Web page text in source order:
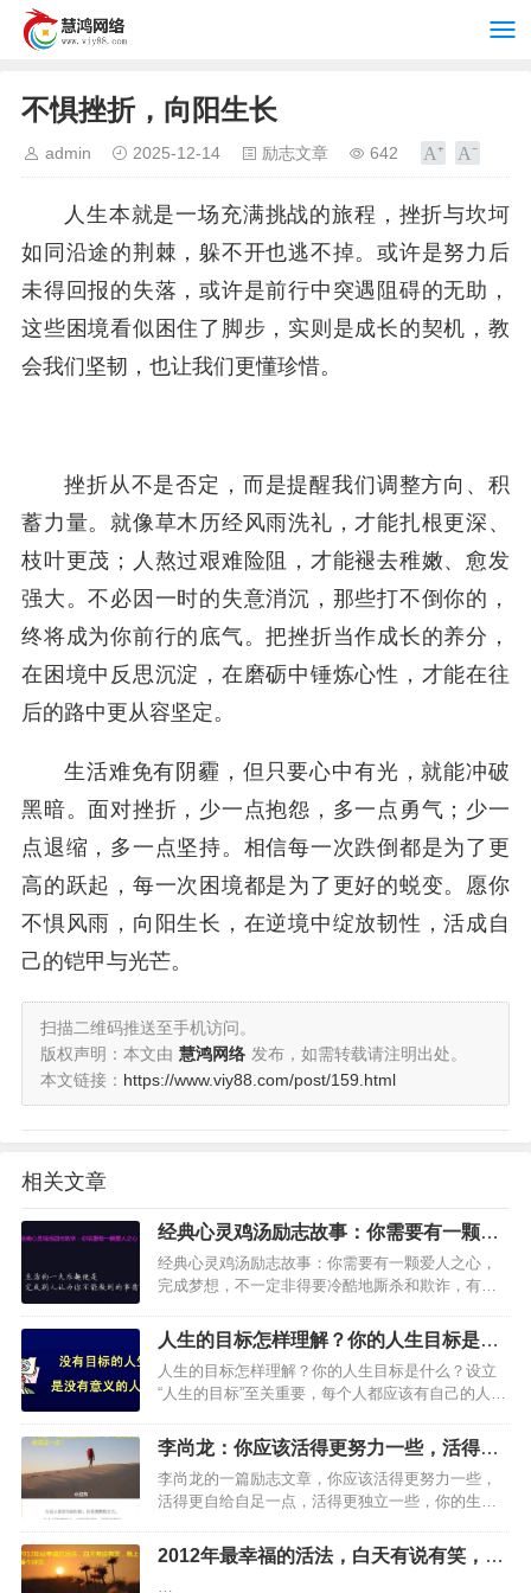
不惧挫折，向阳生长
admin 2025-12-14 励志文章 642
人生本就是一场充满挑战的旅程，挫折与坎坷
如同沿途的荆棘，躲不开也逃不掉。或许是努力后
未得回报的失落，或许是前行中突遇阻碍的无助，
这些困境看似困住了脚步，实则是成长的契机，教
会我们坚韧，也让我们更懂珍惜。
挫折从不是否定，而是提醒我们调整方向、积
蓄力量。就像草木历经风雨洗礼，才能扎根更深、
枝叶更茂；人熬过艰难险阻，才能褪去稚嫩、愈发
强大。不必因一时的失意消沉，那些打不倒你的，
终将成为你前行的底气。把挫折当作成长的养分，
在困境中反思沉淀，在磨砺中锤炼心性，才能在往
后的路中更从容坚定。
生活难免有阴霾，但只要心中有光，就能冲破
黑暗。面对挫折，少一点抱怨，多一点勇气；少一
点退缩，多一点坚持。相信每一次跌倒都是为了更
高的跃起，每一次困境都是为了更好的蜕变。愿你
不惧风雨，向阳生长，在逆境中绽放韧性，活成自
己的铠甲与光芒。
扫描二维码推送至手机访问。
版权声明：本文由 慧鸿网络 发布，如需转载请注明出处。
本文链接： https://www.viy88.com/post/159.html
相关文章
经典心灵鸡汤励志故事：你需要有一颗爱
人之心
经典心灵鸡汤励志故事：你需要有一颗爱人之心，
完成梦想，不一定非得要冷酷地厮杀和欺诈，有
人生的目标怎样理解？你的人生目标是什
么？
人生的目标怎样理解？你的人生目标是什么？设立
“人生的目标”至关重要，每个人都应该有自己的人生
方向前进，去实现人生目标的步骤和方法。有志者
事竟成，每个人都应该…
李尚龙：你应该活得更努力一些，活得更
自给自足一点！
李尚龙的一篇励志文章，你应该活得更努力一些，
活得更自给自足一点，活得更独立一些，你的生
否，都只和自己有关。…
2012年最幸福的活法，白天有说有笑，晚
…